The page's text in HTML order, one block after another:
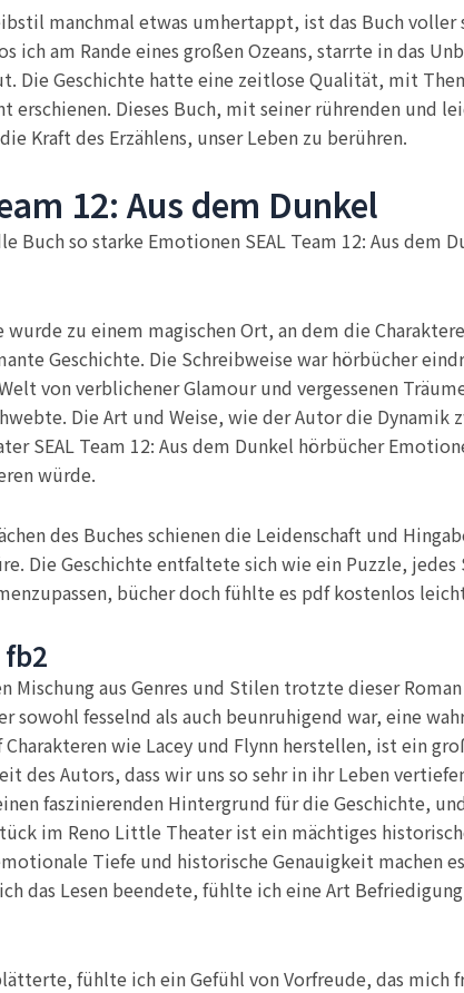
manchmal etwas umhertappt, ist das Buch
ich am Rande eines großen Ozeans, starrte in das
Die Geschichte hatte eine zeitlose Qualität, mit
erschienen. Dieses Buch, mit seiner rührenden und
Kraft des Erzählens, unser Leben zu berühren.
12: Aus dem Dunkel
Buch so starke Emotionen SEAL Team 12: Aus
wurde zu einem magischen Ort, an dem die
Geschichte. Die Schreibweise war hörbücher
von verblichener Glamour und vergessenen
Die Art und Weise, wie der Autor die
SEAL Team 12: Aus dem Dunkel hörbücher
würde.
des Buches schienen die Leidenschaft und
Die Geschichte entfaltete sich wie ein Puzzle,
bücher doch fühlte es pdf kostenlos
Mischung aus Genres und Stilen trotzte dieser
sowohl fesselnd als auch beunruhigend war, eine
wie Lacey und Flynn herstellen, ist ein
des Autors, dass wir uns so sehr in ihr Leben
faszinierenden Hintergrund für die Geschichte,
im Reno Little Theater ist ein mächtiges
Tiefe und historische Genauigkeit machen
das Lesen beendete, fühlte ich eine Art
fühlte ich ein Gefühl von Vorfreude, das mich